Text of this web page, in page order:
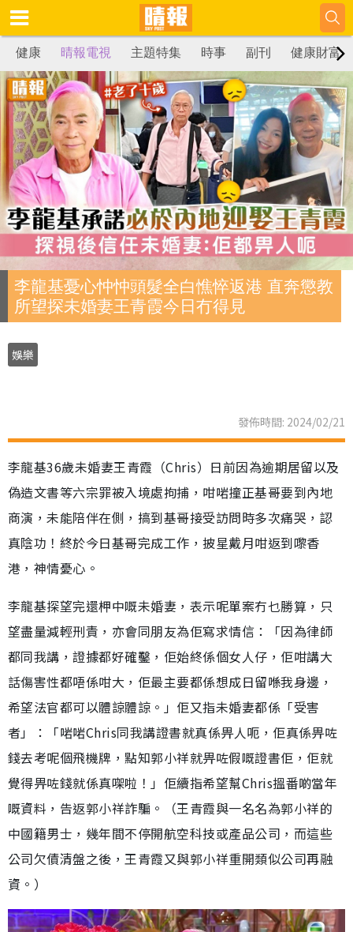
健康 晴報電視 主題特集 時事 副刊 健康財富
李龍基憂心忡忡頭髮全白憔悴返港 直奔懲教
所望探未婚妻王青霞今日冇得見
娛樂
發佈時間: 2024/02/21
李龍基36歲未婚妻王青霞（Chris）日前因為逾期居留以及
偽造文書等六宗罪被入境處拘捕，咁啱撞正基哥要到內地
商演，未能陪伴在側，搞到基哥接受訪問時多次痛哭，認
真陰功！終於今日基哥完成工作，披星戴月咁返到嚟香
港，神情憂心。
李龍基探望完還柙中嘅未婚妻，表示呢單案冇乜勝算，只
望盡量減輕刑責，亦會同朋友為佢寫求情信：「因為律師
都同我講，證據都好確鑿，佢始終係個女人仔，佢咁講大
話傷害性都唔係咁大，佢最主要都係想成日留喺我身邊，
希望法官都可以體諒體諒。」佢又指未婚妻都係「受害
者」：「啱啱Chris同我講證書就真係畀人呃，佢真係畀咗
錢去考呢個飛機牌，點知郭小祥就畀咗假嘅證書佢，佢就
覺得畀咗錢就係真㗎啦！」佢續指希望幫Chris搵番啲當年
嘅資料，告返郭小祥詐騙。（王青霞與一名名為郭小祥的
中國籍男士，幾年間不停開航空科技或產品公司，而這些
公司欠債清盤之後，王青霞又與郭小祥重開類似公司再融
資。）